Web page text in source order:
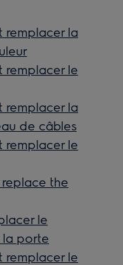
remplacer la
remplacer le
remplacer la
de câbles
remplacer le
the
le
la porte
remplacer le